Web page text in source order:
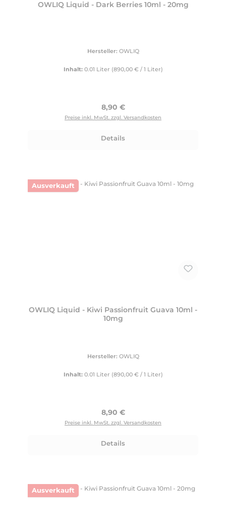
OWLIQ Liquid - Dark Berries 10ml - 20mg
Hersteller: OWLIQ
Inhalt: 0.01 Liter (890,00 € / 1 Liter)
Regulärer Preis:
8,90 €
Preise inkl. MwSt. zzgl. Versandkosten
Details
Ausverkauft
OWLIQ Liquid - Kiwi Passionfruit Guava 10ml -
10mg
Hersteller: OWLIQ
Inhalt: 0.01 Liter (890,00 € / 1 Liter)
Regulärer Preis:
8,90 €
Preise inkl. MwSt. zzgl. Versandkosten
Details
Ausverkauft